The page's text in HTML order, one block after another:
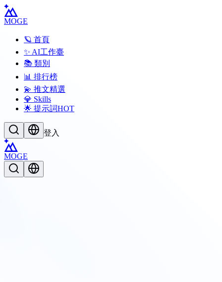
MOGE
🪐 首頁
✨ AI工作臺
📚 類別
📊 排行榜
💫 推文精選
💎 Skills
🌟 提示詞HOT
登入
MOGE